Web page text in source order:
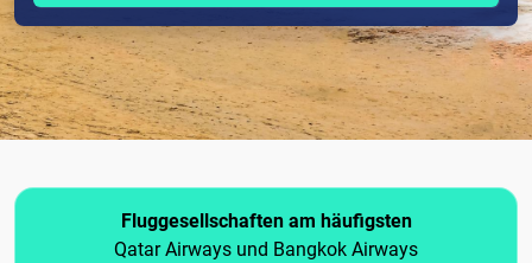
Fluggesellschaften am häufigsten
Qatar Airways und Bangkok Airways